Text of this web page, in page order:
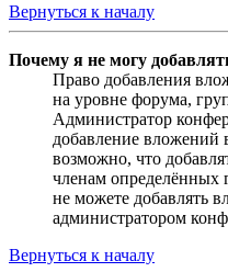
Вернуться к началу
Почему я не могу
Право добавления
на уровне форума,
Администратор
добавление
возможно, что
членам определённых
не можете добавлять
администратором
Вернуться к началу